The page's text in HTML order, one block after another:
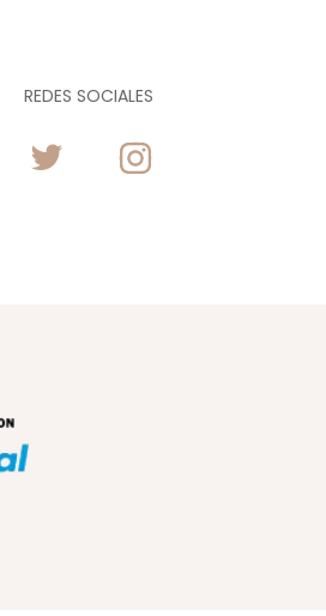
REDES SOCIALES